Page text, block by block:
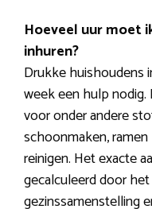
Hoeveel uur moet
inhuren?
Drukke huishoudens
week een hulp
voor onder andere
schoonmaken,
reinigen. Het exacte
gecalculeerd door
gezinssamenstelling